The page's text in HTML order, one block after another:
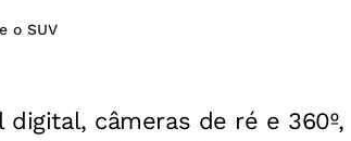
o SUV
câmeras de ré e 360º,